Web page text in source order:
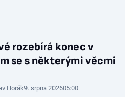
rozebírá konec v
se s některými věcmi
Horák9. srpna 202605:00